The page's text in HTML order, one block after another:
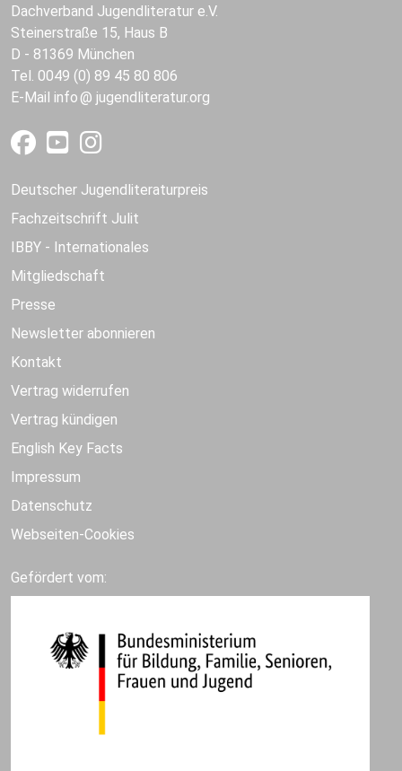
Dachverband Jugendliteratur e.V.
Steinerstraße 15, Haus B
D - 81369 München
Tel. 0049 (0) 89 45 80 806
E-Mail info jugendliteratur.org
Deutscher Jugendliteraturpreis
Fachzeitschrift Julit
IBBY - Internationales
Mitgliedschaft
Presse
Newsletter abonnieren
Kontakt
Vertrag widerrufen
Vertrag kündigen
English Key Facts
Impressum
Datenschutz
Webseiten-Cookies
Gefördert vom: